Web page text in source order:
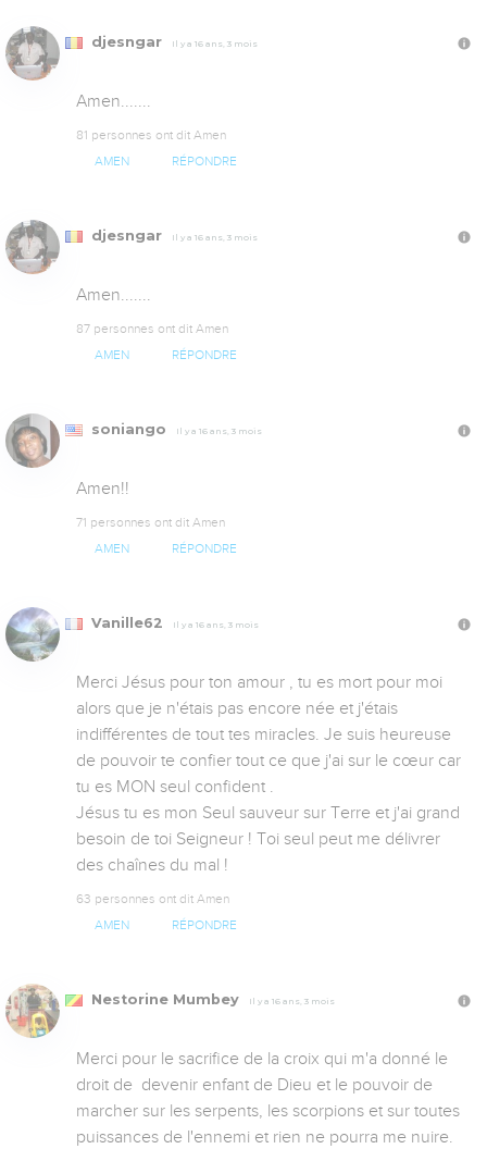
djesngar Il y a 16 ans, 3 mois
Amen.......
81 personnes ont dit Amen
AMEN RÉPONDRE
djesngar Il y a 16 ans, 3 mois
Amen.......
87 personnes ont dit Amen
AMEN RÉPONDRE
soniango Il y a 16 ans, 3 mois
Amen!!
71 personnes ont dit Amen
AMEN RÉPONDRE
Vanille62 Il y a 16 ans, 3 mois
Merci Jésus pour ton amour , tu es mort pour moi
alors que je n'étais pas encore née et j'étais
indifférentes de tout tes miracles. Je suis heureuse
de pouvoir te confier tout ce que j'ai sur le cœur car
tu es MON seul confident .
Jésus tu es mon Seul sauveur sur Terre et j'ai grand
besoin de toi Seigneur ! Toi seul peut me délivrer
des chaînes du mal !
63 personnes ont dit Amen
AMEN RÉPONDRE
Nestorine Mumbey Il y a 16 ans, 3 mois
Merci pour le sacrifice de la croix qui m'a donné le
droit de  devenir enfant de Dieu et le pouvoir de
marcher sur les serpents, les scorpions et sur toutes
puissances de l'ennemi et rien ne pourra me nuire.